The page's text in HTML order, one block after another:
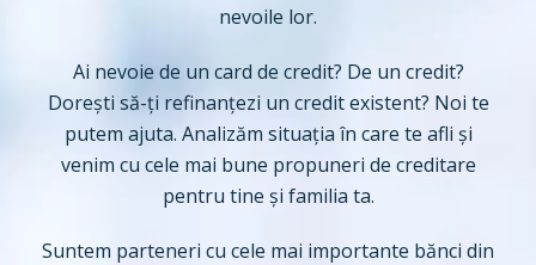
nevoile lor.
Ai nevoie de un card de credit? De un credit?
Dorești să-ți refinanțezi un credit existent? Noi te
putem ajuta. Analizăm situația în care te afli și
venim cu cele mai bune propuneri de creditare
pentru tine și familia ta.
Suntem parteneri cu cele mai importante bănci din